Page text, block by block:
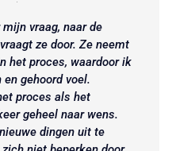
vraag, naar de
ze door. Ze neemt
het proces, waardoor ik
gehoord voel.
proces als het
geheel naar wens.
dingen uit te